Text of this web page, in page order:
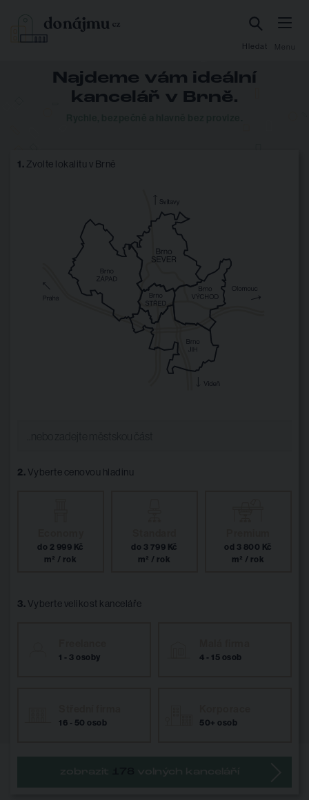
Hledat Menu
Najdeme vám ideální
kancelář v Brně.
1. Zvolte lokalitu v Brně
2. Vyberte cenovou hladinu
do 2 999 Kč
m² / rok
do 3 799 Kč
m² / rok
od 3 800 Kč
m² / rok
3. Vyberte velikost kanceláře
1 - 3 osoby 4 - 15 osob
16 - 50 osob 50+ osob